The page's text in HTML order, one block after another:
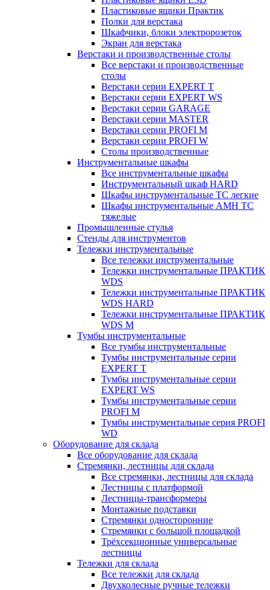
Пластиковые ящики Практик
Полки для верстака
Шкафчики, блоки электророзеток
Экран для верстака
Верстаки и производственные столы
Все верстаки и производственные
столы
Верстаки серии EXPERT T
Верстаки серии EXPERT WS
Верстаки серии GARAGE
Верстаки серии MASTER
Верстаки серии PROFI M
Верстаки серии PROFI W
Столы производственные
Инструментальные шкафы
Все инструментальные шкафы
Инструментальный шкаф HARD
Шкафы инструментальные ТС легкие
Шкафы инструментальные AMH TC
тяжелые
Промышленные стулья
Стенды для инструментов
Тележки инструментальные
Все тележки инструментальные
Тележки инструментальные ПРАКТИК
WDS
Тележки инструментальные ПРАКТИК
WDS HARD
Тележки инструментальные ПРАКТИК
WDS M
Тумбы инструментальные
Все тумбы инструментальные
Тумбы инструментальные серии
EXPERT T
Тумбы инструментальные серии
EXPERT WS
Тумбы инструментальные серии
PROFI M
Тумбы инструментальные серия PROFI
WD
Оборудование для склада
Все оборудование для склада
Стремянки, лестницы для склада
Все стремянки, лестницы для склада
Лестницы с платформой
Лестницы-трансформеры
Монтажные подставки
Стремянки односторонние
Стремянки с большой площадкой
Трёхсекционные универсальные
лестницы
Тележки для склада
Все тележки для склада
Двухколесные ручные тележки